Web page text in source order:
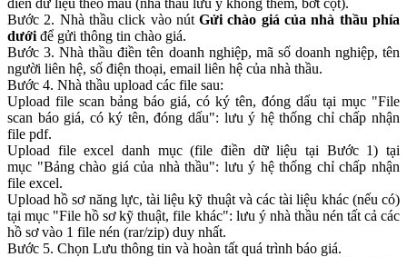
điền dữ liệu theo mẫu (nhà thầu lưu ý không thêm, bớt cột).
Bước 2. Nhà thầu click vào nútGửi chào giá của nhà thầu phía
dướiđể gửi thông tin chào giá.
Bước 3. Nhà thầu điền tên doanh nghiệp, mã số doanh nghiệp, tên
người liên hệ, số điện thoại, email liên hệ của nhà thầu.
Bước 4. Nhà thầu upload các file sau:
Upload file scan bảng báo giá, có ký tên, đóng dấu tại mục "File
scan báo giá, có ký tên, đóng dấu": lưu ý hệ thống chỉ chấp nhận
file pdf.
Upload file excel danh mục (file điền dữ liệu tại Bước 1) tại
mục "Bảng chào giá của nhà thầu": lưu ý hệ thống chỉ chấp nhận
file excel.
Upload hồ sơ năng lực, tài liệu kỹ thuật và các tài liệu khác (nếu có)
tại mục "File hồ sơ kỹ thuật, file khác": lưu ý nhà thầu nén tất cả các
hồ sơ vào 1 file nén (rar/zip) duy nhất.
Bước 5. Chọn Lưu thông tin và hoàn tất quá trình báo giá.